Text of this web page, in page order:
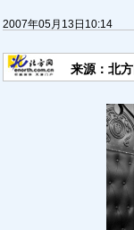
2007年05月13日10:14
来源：北方